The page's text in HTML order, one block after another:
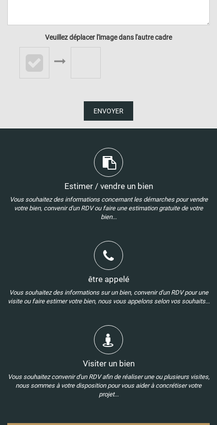
Veuillez déplacer l'image dans l'autre cadre
ENVOYER
Estimer / vendre un bien
Vous souhaitez des informations concernant les démarches pour vendre
votre bien, convenir d'un RDV ou faire une estimation gratuite de votre
bien...
être appelé
Vous souhaitez des informations sur un bien, convenir d'un RDV pour une
visite ou faire estimer votre bien, nous vous appelons selon vos souhaits...
Visiter un bien
Vous souhaitez convenir d'un RDV afin de réaliser une ou plusieurs visites,
nous sommes à votre disposition pour vous aider à concrétiser votre
projet...